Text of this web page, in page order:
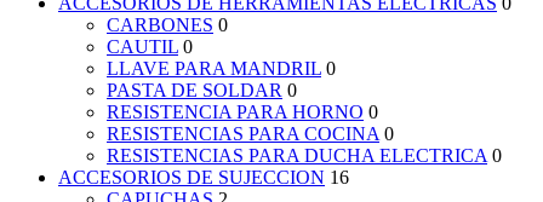
CARBONES 0
CAUTIL 0
LLAVE PARA MANDRIL 0
PASTA DE SOLDAR 0
RESISTENCIA PARA HORNO 0
RESISTENCIAS PARA COCINA 0
RESISTENCIAS PARA DUCHA ELECTRICA 0
ACCESORIOS DE SUJECCION 16